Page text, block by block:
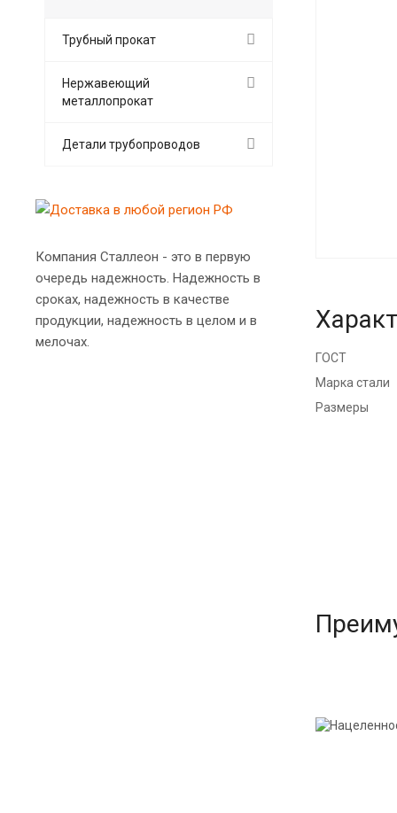
ГОСТ
Марка стали
Размеры
Трубный прокат
Нержавеющий
металлопрокат
Детали трубопроводов
Компания Сталлеон - это в первую
очередь надежность. Надежность в
сроках, надежность в качестве
продукции, надежность в целом и в
мелочах.